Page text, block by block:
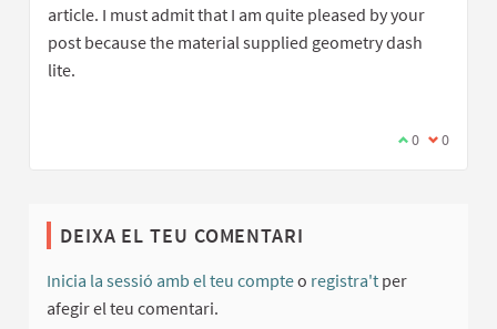
article. I must admit that I am quite pleased by your
post because the material supplied geometry dash
lite.
Estic d'acord
0 No estic
0
DEIXA EL TEU COMENTARI
Inicia la sessió amb el teu compteo registra't per
afegir el teu comentari.